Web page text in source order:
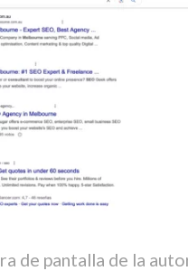
de pantalla de la